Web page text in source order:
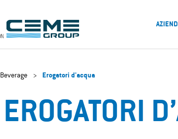
Beverage > Erogatori d'acqua
EROGATORI